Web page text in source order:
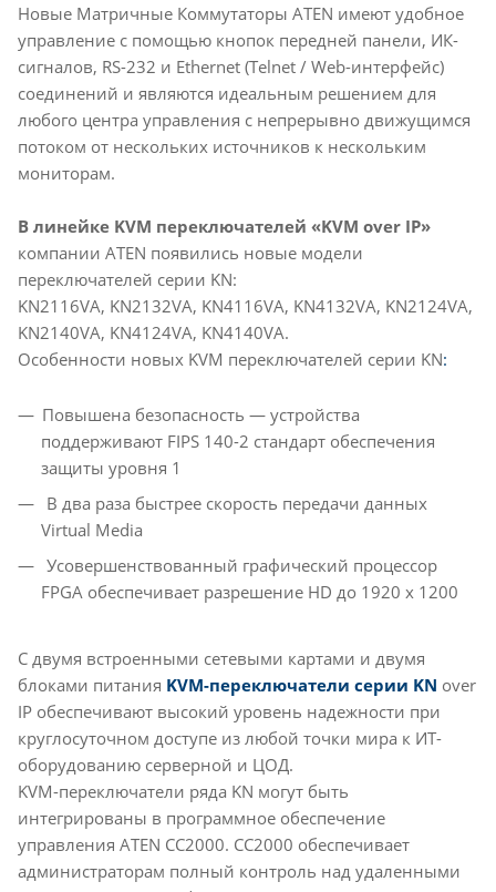
Новые Mатричные Коммутаторы ATEN имеют удобное
управление с помощью кнопок передней панели, ИК-
сигналов, RS-232 и Ethernet (Telnet / Web-интерфейс)
соединений и являются идеальным решением для
любого центра управления с непрерывно движущимся
потоком от нескольких источников к нескольким
мониторам.
В линейке KVM переключателей «KVM over IP»
компании ATEN появились новые модели
переключателей серии KN:
KN2116VA, KN2132VA, KN4116VA, KN4132VA, KN2124VA,
KN2140VA, KN4124VA, KN4140VA.
Особенности новых KVM переключателей серии KN:
Повышена безопасность — устройства
поддерживают FIPS 140-2 стандарт обеспечения
защиты уровня 1
В два раза быстрее скорость передачи данных
Virtual Media
Усовершенствованный графический процессор
FPGA обеспечивает разрешение HD до 1920 x 1200
С двумя встроенными сетевыми картами и двумя
блоками питания KVM-переключатели серии KN over
IP обеспечивают высокий уровень надежности при
круглосуточном доступе из любой точки мира к ИТ-
оборудованию серверной и ЦОД.
KVM-переключатели ряда KN могут быть
интегрированы в программное обеспечение
управления ATEN CC2000. CC2000 обеспечивает
администраторам полный контроль над удаленными